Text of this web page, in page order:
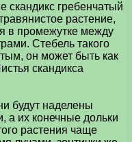
скандикс гребенчатый
растение,
в промежутке между
Стебель такого
он может быть как
скандикса
будут наделены
а их конечные дольки
растения чаще